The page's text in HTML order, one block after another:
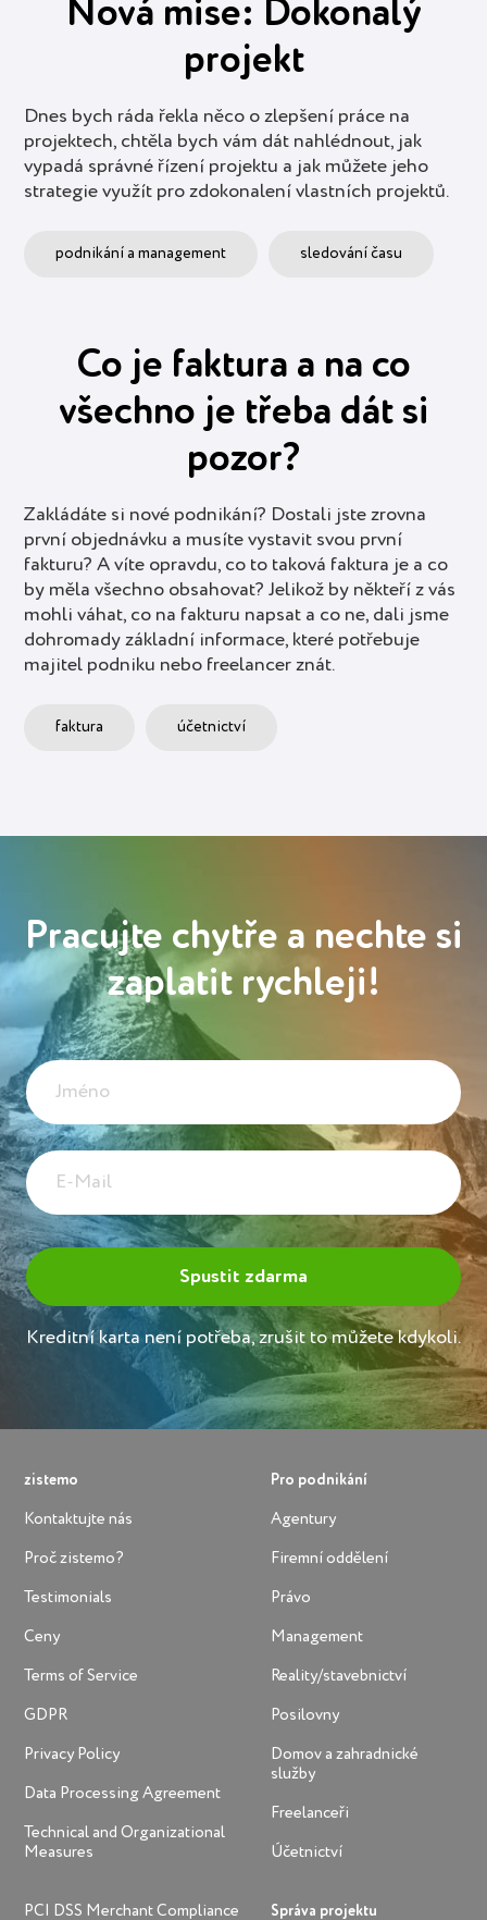
Nová mise: Dokonalý
projekt
Dnes bych ráda řekla něco o zlepšení práce na
projektech, chtěla bych vám dát nahlédnout, jak
vypadá správné řízení projektu a jak můžete jeho
strategie využít pro zdokonalení vlastních projektů.
podnikání a management sledování času
Co je faktura a na co
všechno je třeba dát si
pozor?
Zakládáte si nové podnikání? Dostali jste zrovna
první objednávku a musíte vystavit svou první
fakturu? A víte opravdu, co to taková faktura je a co
by měla všechno obsahovat? Jelikož by někteří z vás
mohli váhat, co na fakturu napsat a co ne, dali jsme
dohromady základní informace, které potřebuje
majitel podniku nebo freelancer znát.
faktura účetnictví
Pracujte chytře a nechte si
zaplatit rychleji!
Kreditní karta není potřeba, zrušit to můžete kdykoli.
zistemo
Kontaktujte nás
Proč zistemo?
Testimonials
Ceny
Terms of Service
GDPR
Privacy Policy
Data Processing Agreement
Technical and Organizational
Measures
PCI DSS Merchant Compliance
Pro podnikání
Agentury
Firemní oddělení
Právo
Management
Reality/stavebnictví
Posilovny
Domov a zahradnické
služby
Freelanceři
Účetnictví
Správa projektu